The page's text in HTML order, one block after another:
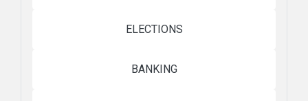
ELECTIONS
BANKING